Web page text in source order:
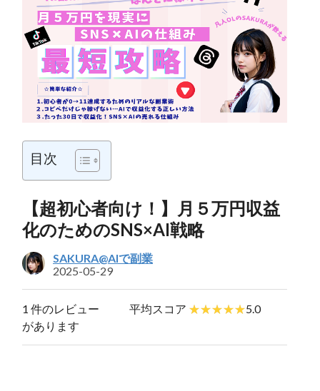
目次
【超初心者向け！】月５万円収益
化のためのSNS×AI戦略
SAKURA@AIで副業
2025-05-29
1 件のレビュー
があります
平均スコア 5.0